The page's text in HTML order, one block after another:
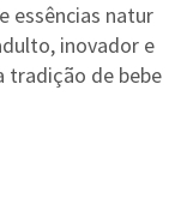
essências natur
inovador e
tradição de bebe